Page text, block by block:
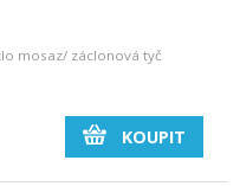
mosaz/ záclonová tyč
KOUPIT